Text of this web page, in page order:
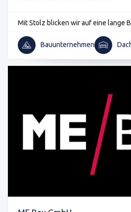
Mit Stolz blicken wir auf eine lange
Bauunternehmen